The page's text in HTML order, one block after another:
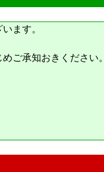
ます。
ご承知おきください。